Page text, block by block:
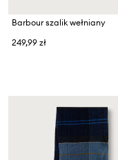
Barbour szalik wełniany
249,99 zł